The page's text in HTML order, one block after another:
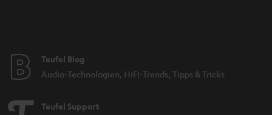
Teufel Blog
Audio-Technologien, HiFi-Trends, Tipps & Tricks
Teufel Support